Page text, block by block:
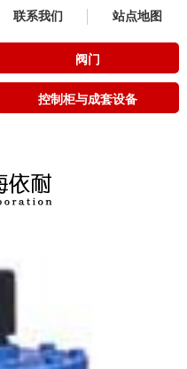
联系我们 站点地图
阀门
控制柜与成套设备